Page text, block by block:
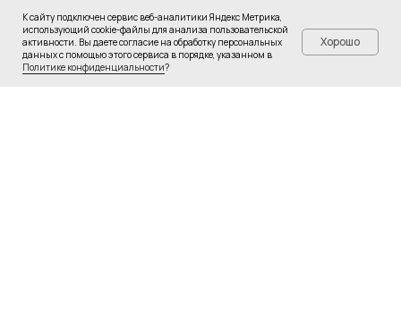
К сайту подключен сервис веб-аналитики Яндекс Метрика,
использующий cookie-файлы для анализа пользовательской
активности. Вы даете согласие на обработку персональных
данных с помощью этого сервиса в порядке, указанном в
Политике конфиденциальности?
Хорошо